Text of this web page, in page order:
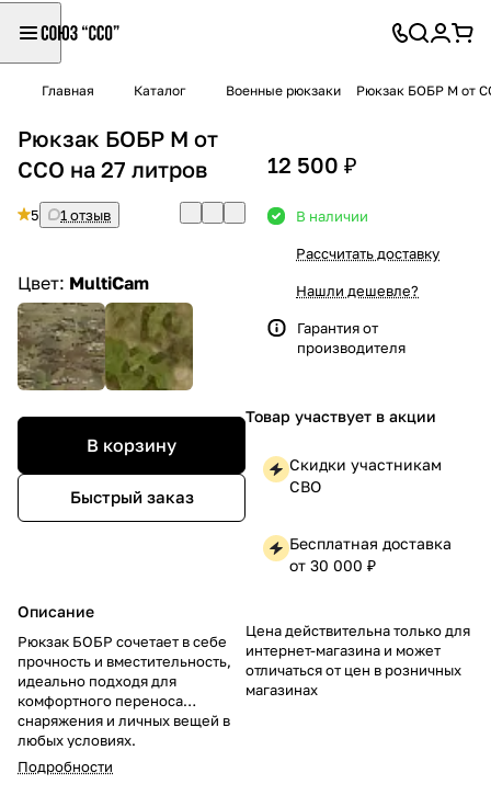
Главная Каталог Военные рюкзаки Рюкзак БОБР М от
Рюкзак БОБР М от
ССО на 27 литров
5 1 отзыв
Цвет: MultiCam
В корзину
Быстрый заказ
Описание
Рюкзак БОБР сочетает в себе
прочность и вместительность,
идеально подходя для
комфортного переноса
снаряжения и личных вещей в
любых условиях.
Подробности
12 500 ₽
В наличии
Рассчитать доставку
Нашли дешевле?
Гарантия от
производителя
Товар участвует в акции
Скидки участникам
СВО
Бесплатная доставка
от 30 000 ₽
Цена действительна только для
интернет-магазина и может
отличаться от цен в розничных
магазинах